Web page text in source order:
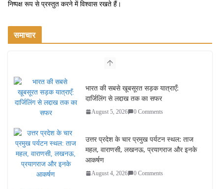
निष्पक्ष रूप से प्रस्तुत करने में विश्वास रखते हैं।
समाचार
भारत की सबसे खूबसूरत सड़क यात्राएँ:
दार्जिलिंग से लद्दाख तक का सफर
August 5, 2026 0 Comments
उत्तर प्रदेश के चार प्रमुख पर्यटन स्थल: ताज
महल, वाराणसी, लखनऊ, प्रयागराज और इनके
आकर्षण
August 4, 2026 0 Comments